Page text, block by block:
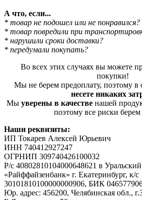
А что, если...
* товар не подошел или не понравился?
* товар повредили при
* нарушили сроки доставки?
* передумали покупать?
Во всех этих случаях вы можете
покупки!
Мы не берем предоплату, поэтому в
несете никаких
Мы уверены в качестве нашей
поэтому все риски берем
Наши реквизиты:
ИП Токарев Алексей Юрьевич
ИНН 740412927247
ОГРНИП 309740426100032
Р/с 40802810104000648621 в
«Райффайзенбанк» г. Екатеринбург, к/с
30101810100000000906, БИК
Юр. адрес: 456200, Челябинская обл.,